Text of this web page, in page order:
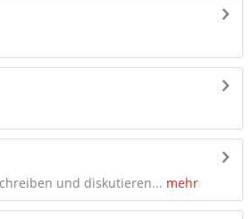
und diskutieren... mehr